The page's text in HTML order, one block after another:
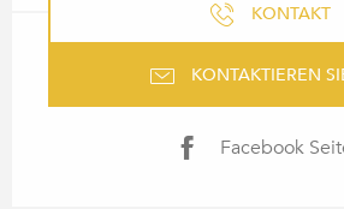
KONTAKT
KONTAKTIEREN
Facebook